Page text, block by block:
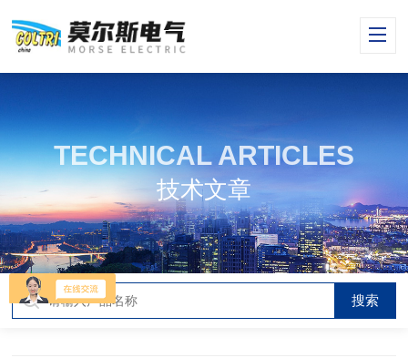
TECHNICAL ARTICLES
技术文章